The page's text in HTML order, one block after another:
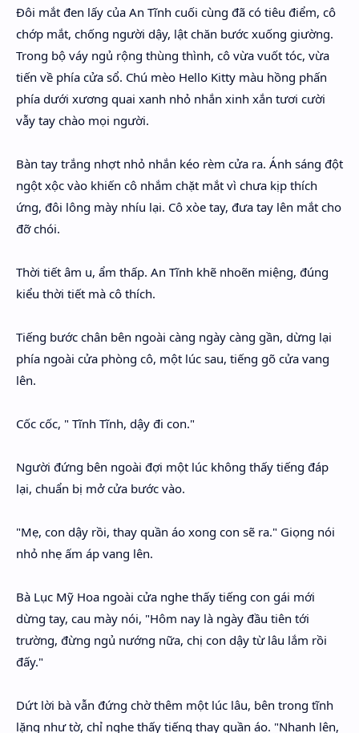
Đôi mắt đen lấy của An Tĩnh cuối cùng đã có tiêu điểm, cô
chớp mắt, chống người dậy, lật chăn bước xuống giường.
Trong bộ váy ngủ rộng thùng thình, cô vừa vuốt tóc, vừa
tiến về phía cửa sổ. Chú mèo Hello Kitty màu hồng phấn
phía dưới xương quai xanh nhỏ nhắn xinh xắn tươi cười
vẫy tay chào mọi người.
Bàn tay trắng nhợt nhỏ nhắn kéo rèm cửa ra. Ánh sáng đột
ngột xộc vào khiến cô nhắm chặt mắt vì chưa kịp thích
ứng, đôi lông mày nhíu lại. Cô xòe tay, đưa tay lên mắt cho
đỡ chói.
Thời tiết âm u, ẩm thấp. An Tĩnh khẽ nhoẽn miệng, đúng
kiểu thời tiết mà cô thích.
Tiếng bước chân bên ngoài càng ngày càng gần, dừng lại
phía ngoài cửa phòng cô, một lúc sau, tiếng gõ cửa vang
lên.
Cốc cốc, " Tĩnh Tĩnh, dậy đi con."
Người đứng bên ngoài đợi một lúc không thấy tiếng đáp
lại, chuẩn bị mở cửa bước vào.
"Mẹ, con dậy rồi, thay quần áo xong con sẽ ra." Giọng nói
nhỏ nhẹ ấm áp vang lên.
Bà Lục Mỹ Hoa ngoài cửa nghe thấy tiếng con gái mới
dừng tay, cau mày nói, "Hôm nay là ngày đầu tiên tới
trường, đừng ngủ nướng nữa, chị con dậy từ lâu lắm rồi
đấy."
Dứt lời bà vẫn đứng chờ thêm một lúc lâu, bên trong tĩnh
lặng như tờ, chỉ nghe thấy tiếng thay quần áo. "Nhanh lên,